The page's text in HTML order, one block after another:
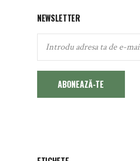
NEWSLETTER
ABONEAZĂ-TE